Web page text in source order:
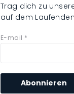
Trag dich zu
auf dem
E-mail *